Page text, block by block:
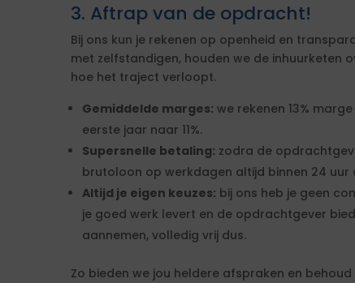
3. Aftrap van de opdracht!
Bij ons kun je rekenen op openheid en
met zelfstandigen, houden we de inhuurketen
hoe het traject verloopt.
Gemiddelde marges: we rekenen 13%
eerste jaar naar 11%.
Supersnelle betaling: zodra de
brutoloon op werkdagen altijd binnen 24 uur
Altijd je eigen keuzes: bij ons heb je geen
je goed werk levert en de opdrachtgever
aannemen, volledig vrij dus.
Zo bieden we jou heldere afspraken en